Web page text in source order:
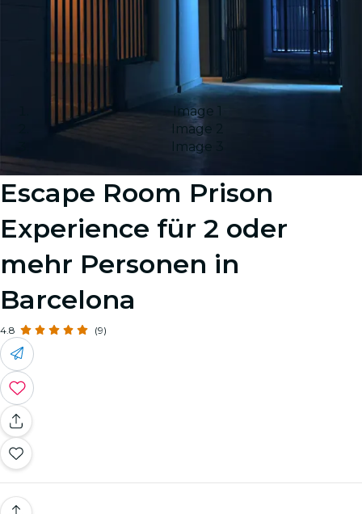
Image 1
Image 2
Image 3
Escape Room Prison
Experience für 2 oder
mehr Personen in
Barcelona
4.8 (9)